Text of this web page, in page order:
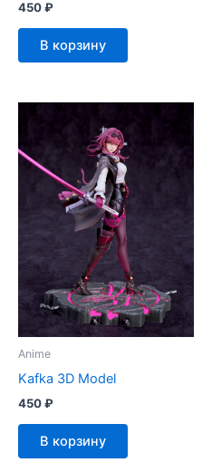
450₽
В корзину
Anime
Kafka 3D Model
450₽
В корзину